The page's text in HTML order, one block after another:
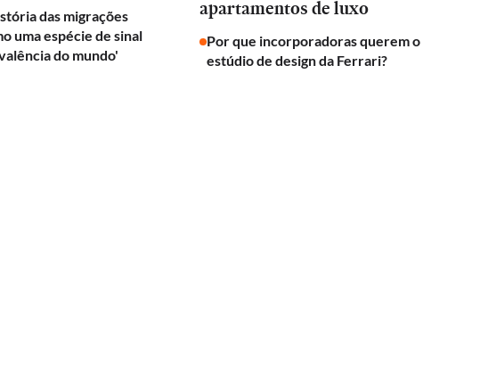
das migrações
uma espécie de sinal
do mundo'
apartamentos de luxo
Por que incorporadoras querem o
estúdio de design da Ferrari?